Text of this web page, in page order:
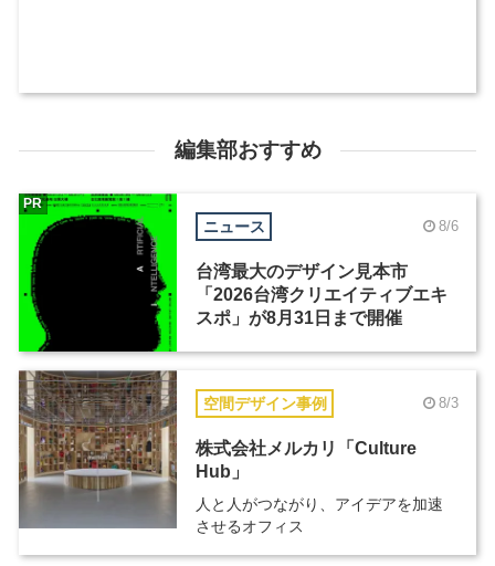
編集部おすすめ
ニュース 8/6
台湾最大のデザイン見本市
「2026台湾クリエイティブエキ
スポ」が8月31日まで開催
PR
空間デザイン事例 8/3
株式会社メルカリ「Culture
Hub」
人と人がつながり、アイデアを加速
させるオフィス